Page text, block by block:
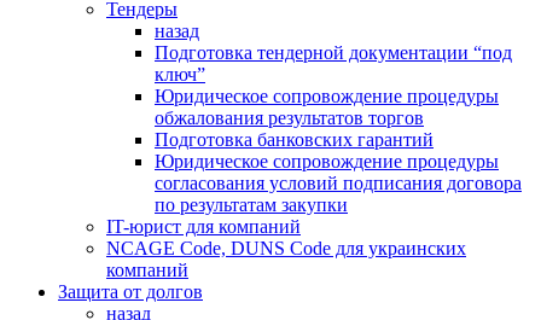
Тендеры
назад
Подготовка тендерной документации “под
ключ”
Юридическое сопровождение процедуры
обжалования результатов торгов
Подготовка банковских гарантий
Юридическое сопровождение процедуры
согласования условий подписания договора
по результатам закупки
IT-юрист для компаний
NCAGE Code, DUNS Code для украинских
компаний
Защита от долгов
назад